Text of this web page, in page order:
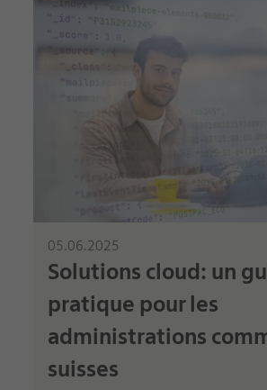
05.06.2025
Solutions cloud: un
pratique pour les
administrations
suisses